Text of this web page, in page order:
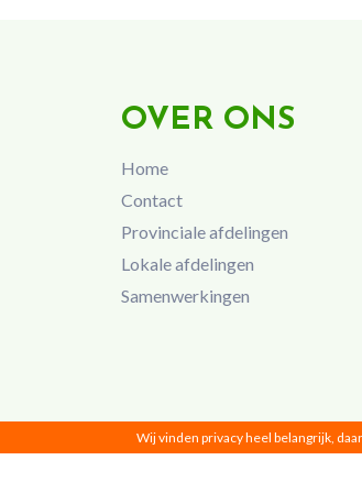
OVER ONS
Home
Contact
Provinciale afdelingen
Lokale afdelingen
Samenwerkingen
Wij vinden privacy heel belangrijk,